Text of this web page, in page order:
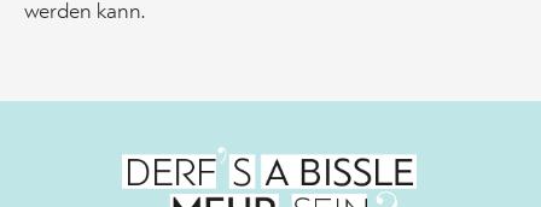
werden kann.